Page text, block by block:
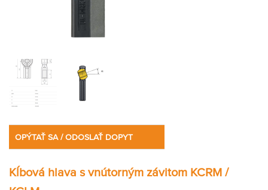
OPÝTAŤ SA / ODOSLAŤ DOPYT
Kĺbová hlava s vnútorným závitom KCRM /